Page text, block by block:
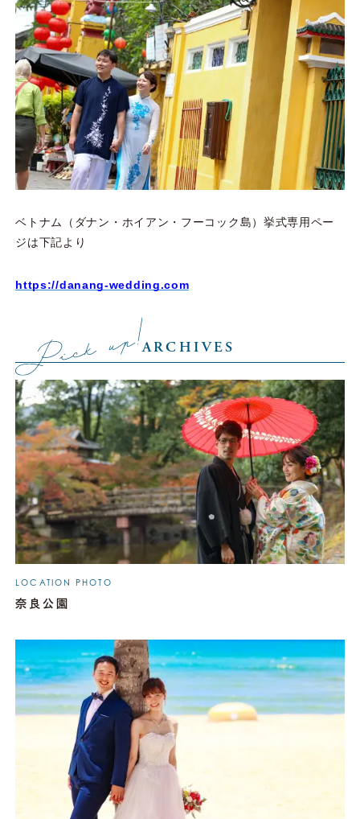
ベトナム（ダナン・ホイアン・フーコック島）挙式専用ペー
ジは下記より
https://danang-wedding.com
ARCHIVES
LOCATION PHOTO
奈良公園